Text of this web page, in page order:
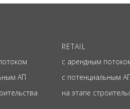
АП
RETAIL
с арендным
с потенциальным
на этапе